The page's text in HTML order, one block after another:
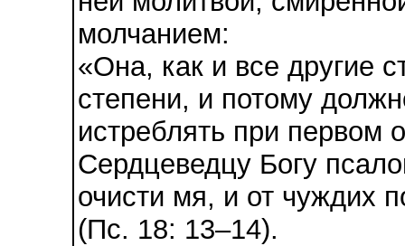
молчанием:
«Она, как и все другие
степени, и потому
истреблять при
Сердцеведцу Богу
очисти мя, и от чуждих
(Пс. 18: 13–14).